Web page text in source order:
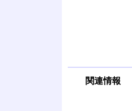
関連情報